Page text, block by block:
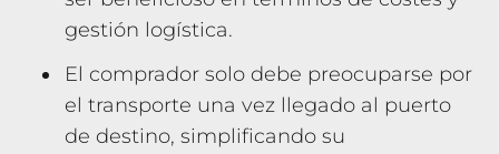
gestión logística.
El comprador solo debe preocuparse por
el transporte una vez llegado al puerto
de destino, simplificando su